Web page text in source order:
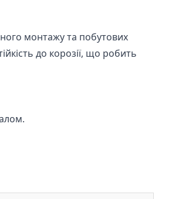
монтажу та побутових
до корозії, що робить